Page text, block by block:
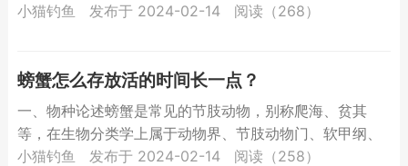
后蟹身上两排灰色、扇状、软绵绵的组织就是蟹鳃，吃螃
小猫钓鱼 发布于 2024-02-14 阅读（268）
螃蟹怎么存放活的时间长一点？
一、物种论述螃蟹是常见的节肢动物，别称爬海、贫其
等，在生物分类学上属于动物界、节肢动物门、软甲纲、
十足目、腹胚亚目、短尾次目的统称，全世界共有4700余
小猫钓鱼 发布于 2024-02-14 阅读（258）